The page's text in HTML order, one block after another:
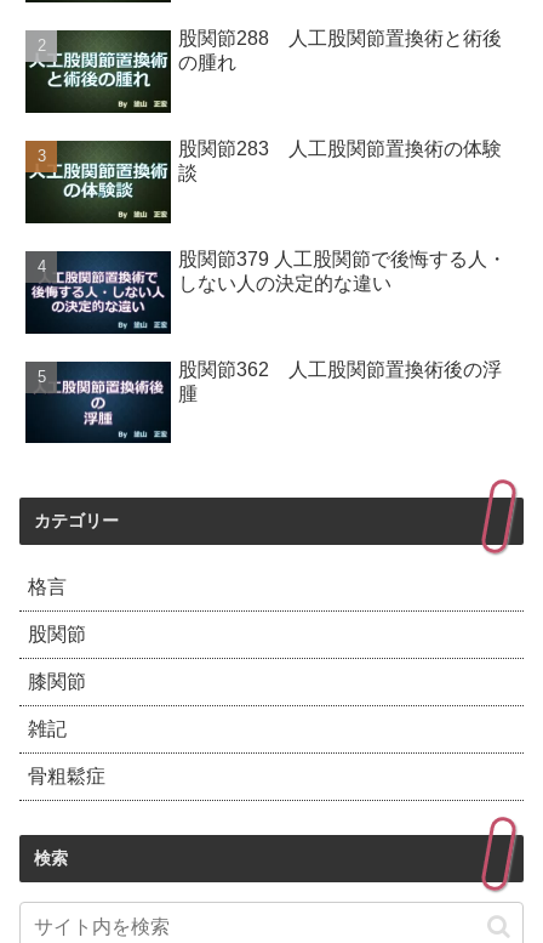
股関節288 人工股関節置換術と術後
の腫れ
股関節283 人工股関節置換術の体験
談
股関節379 人工股関節で後悔する人・
しない人の決定的な違い
股関節362 人工股関節置換術後の浮
腫
カテゴリー
格言
股関節
膝関節
雑記
骨粗鬆症
検索